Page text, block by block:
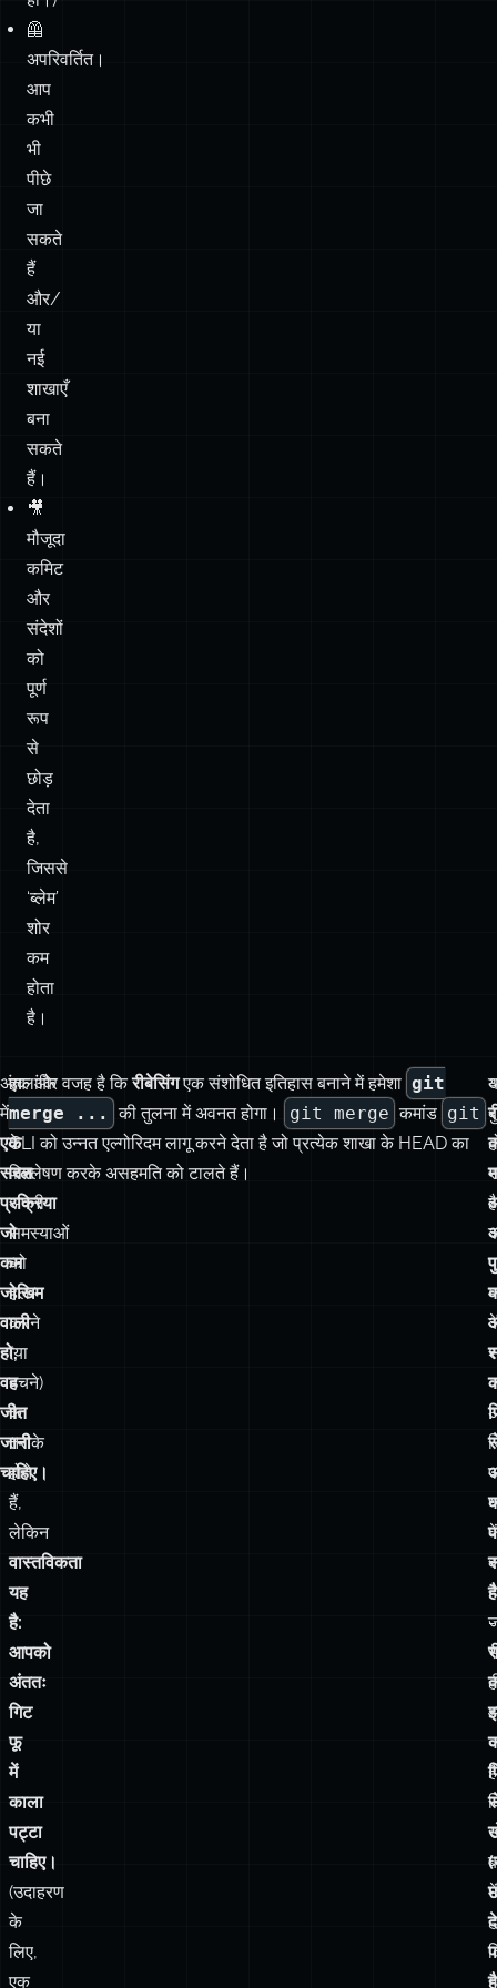
कभी
भी
पीछे
जा
सकते
हैं
और/
या
नई
शाखाएँ
बना
सकते
हैं।
🎥
मौजूदा
कमिट
और
संदेशों
को
पूर्ण
रूप
से
छोड़
देता
है,
जिससे
‘ब्लेम’
शोर
कम
होता
है।
प्रक्रिया
जो
कम
जोखिम
वाली
हो,
वह
जीत
जानी
चाहिए।
हालांकि
रीबेसर्स
अपनी
समस्याओं
को
हल
करने
(या
बचने)
के
तरीके
होते
हैं,
लेकिन
वास्तविकता
यह
है:
आपको
अंततः
गिट
फू
में
काला
पट्टा
चाहिए।
(उदाहरण
के
लिए,
एक
सामान्य
git
push
एक और वजह है कि
merge ...
है
है
है
-
हैं
में
है